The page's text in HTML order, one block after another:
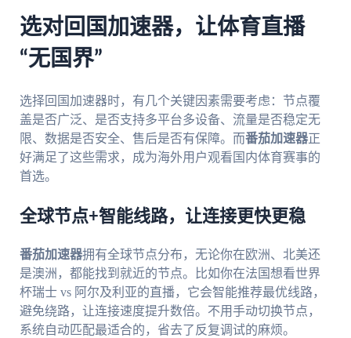
选对回国加速器，让体育直播
“无国界”
选择回国加速器时，有几个关键因素需要考虑：节点覆
盖是否广泛、是否支持多平台多设备、流量是否稳定无
限、数据是否安全、售后是否有保障。而番茄加速器正
好满足了这些需求，成为海外用户观看国内体育赛事的
首选。
全球节点+智能线路，让连接更快更稳
番茄加速器拥有全球节点分布，无论你在欧洲、北美还
是澳洲，都能找到就近的节点。比如你在法国想看世界
杯瑞士 vs 阿尔及利亚的直播，它会智能推荐最优线路，
避免绕路，让连接速度提升数倍。不用手动切换节点，
系统自动匹配最适合的，省去了反复调试的麻烦。